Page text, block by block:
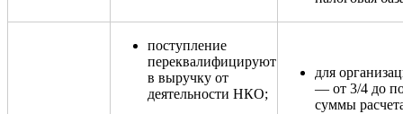
поступление
переквалифицируют
в выручку от
деятельности НКО;
для
— от 3/4 до
суммы